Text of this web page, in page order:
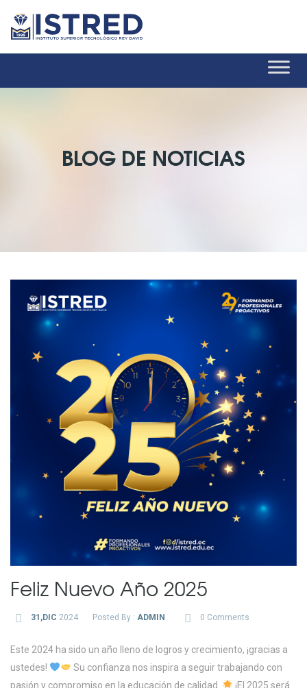
BLOG DE NOTICIAS
Feliz Nuevo Año 2025
31,DIC 2024 Posted By : ADMIN 0 Comments
Este 2024 ha sido un año lleno de logros y crecimiento, ¡gracias a
ustedes!
Su confianza nos inspira a seguir trabajando con
pasión y compromiso en la educación de calidad.
¡El 2025 será